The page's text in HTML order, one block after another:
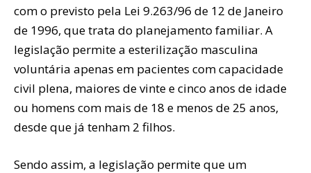
com o previsto pela Lei 9.263/96 de 12 de Janeiro
de 1996, que trata do planejamento familiar. A
legislação permite a esterilização masculina
voluntária apenas em pacientes com capacidade
civil plena, maiores de vinte e cinco anos de idade
ou homens com mais de 18 e menos de 25 anos,
desde que já tenham 2 filhos.
Sendo assim, a legislação permite que um